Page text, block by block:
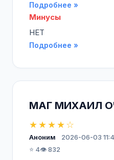
Подробнее »
Минусы
НЕТ
Подробнее »
МАГ МИХАИЛ
★★★★☆
Аноним
2026-06-03
⭐ 4👁️ 832